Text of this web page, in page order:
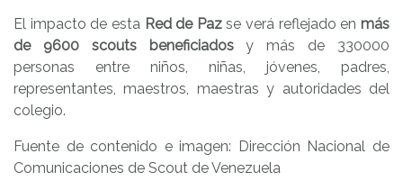
El impacto de esta Red de Pazse verá reflejado enmás
de 9600 scouts beneficiadosy más de 330000
personas entre niños, niñas, jóvenes, padres,
representantes, maestros, maestras y autoridades del
colegio.
Fuente de contenido e imagen: Dirección Nacional de
Comunicaciones de Scout de Venezuela